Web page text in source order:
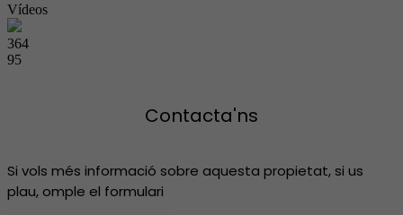
Vídeos
364
95
Contacta'ns
Si vols més informació sobre aquesta propietat, si us
plau, omple el formulari